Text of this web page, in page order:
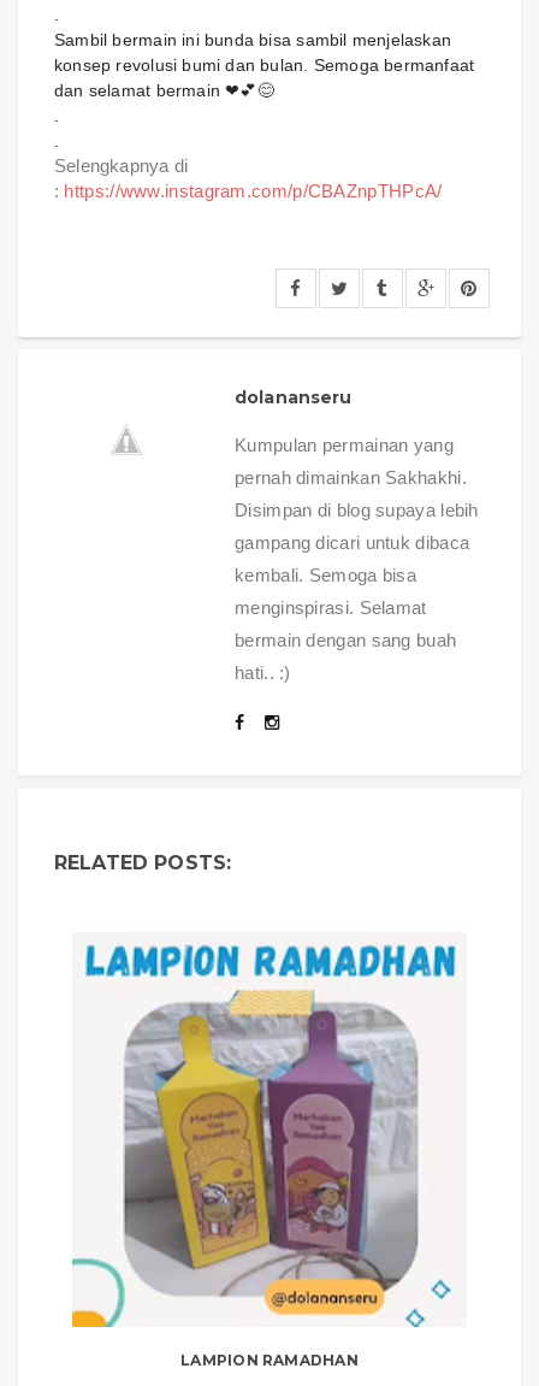
Sambil bermain ini bunda bisa sambil menjelaskan
konsep revolusi bumi dan bulan. Semoga bermanfaat
dan selamat bermain ❤💕😊
Selengkapnya di
: https://www.instagram.com/p/CBAZnpTHPcA/
dolananseru
Kumpulan permainan yang
pernah dimainkan Sakhakhi.
Disimpan di blog supaya lebih
gampang dicari untuk dibaca
kembali. Semoga bisa
menginspirasi. Selamat
bermain dengan sang buah
hati.. :)
RELATED POSTS:
LAMPION RAMADHAN